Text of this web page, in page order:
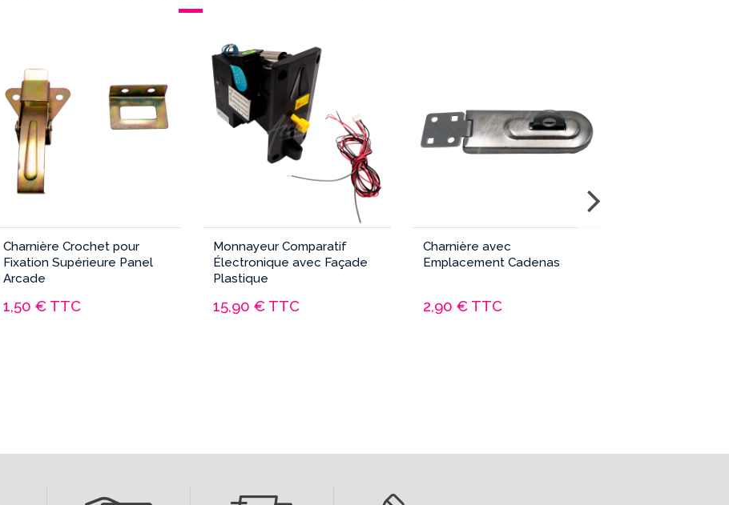
Charnière Crochet pour
Fixation Supérieure Panel
Arcade
1,50 € TTC
Monnayeur Comparatif
Électronique avec Façade
Plastique
15,90 € TTC
Charnière avec
Emplacement Cadenas
2,90 € TTC